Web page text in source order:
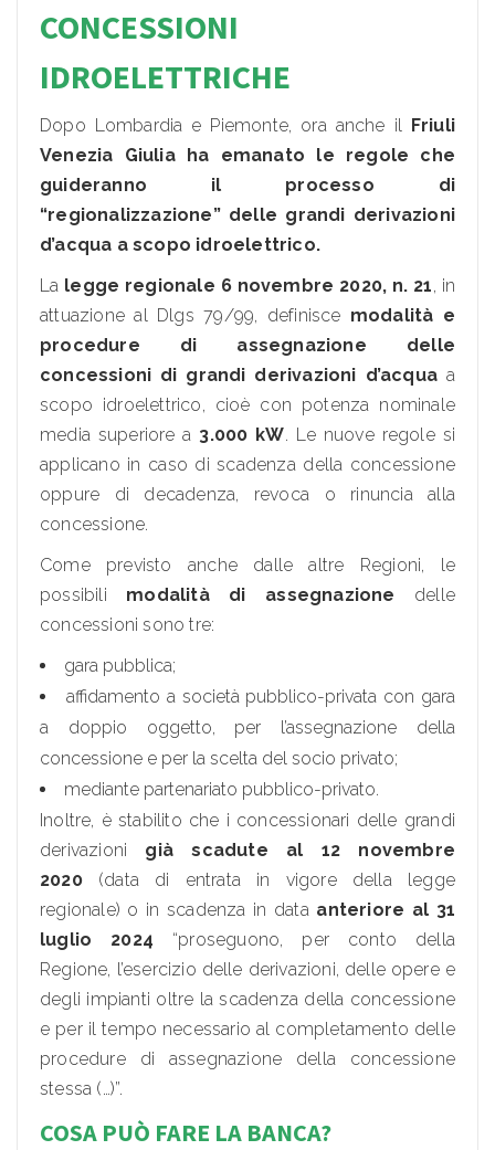
CONCESSIONI
IDROELETTRICHE
Dopo Lombardia e Piemonte, ora anche il Friuli
Venezia Giulia ha emanato le regole che
guideranno il processo di
“regionalizzazione” delle grandi derivazioni
d’acqua a scopo idroelettrico.
La legge regionale 6 novembre 2020, n. 21, in
attuazione al Dlgs 79/99, definisce modalità e
procedure di assegnazione delle
concessioni di grandi derivazioni d’acquaa
scopo idroelettrico, cioè con potenza nominale
media superiore a 3.000 kW. Le nuove regole si
applicano in caso di scadenza della concessione
oppure di decadenza, revoca o rinuncia alla
concessione.
Come previsto anche dalle altre Regioni, le
possibili modalità di assegnazione delle
concessioni sono tre:
gara pubblica;
affidamento a società pubblico-privata con gara
a doppio oggetto, per l’assegnazione della
concessione e per la scelta del socio privato;
mediante partenariato pubblico-privato.
Inoltre, è stabilito che i concessionari delle grandi
derivazioni già scadute al 12 novembre
2020(data di entrata in vigore della legge
regionale) o in scadenza in data anteriore al 31
luglio 2024 “proseguono, per conto della
Regione, l’esercizio delle derivazioni, delle opere e
degli impianti oltre la scadenza della concessione
e per il tempo necessario al completamento delle
procedure di assegnazione della concessione
stessa (…)”.
COSA PUÒ FARE LA BANCA?